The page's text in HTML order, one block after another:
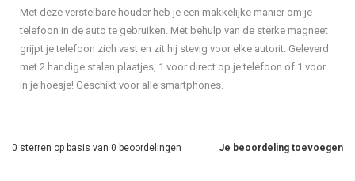
Met deze verstelbare houder heb je een makkelijke manier om je
telefoon in de auto te gebruiken. Met behulp van de sterke magneet
grijpt je telefoon zich vast en zit hij stevig voor elke autorit. Geleverd
met 2 handige stalen plaatjes, 1 voor direct op je telefoon of 1 voor
in je hoesje! Geschikt voor alle smartphones.
Je beoordeling toevoegen
0 sterren op basis van 0 beoordelingen